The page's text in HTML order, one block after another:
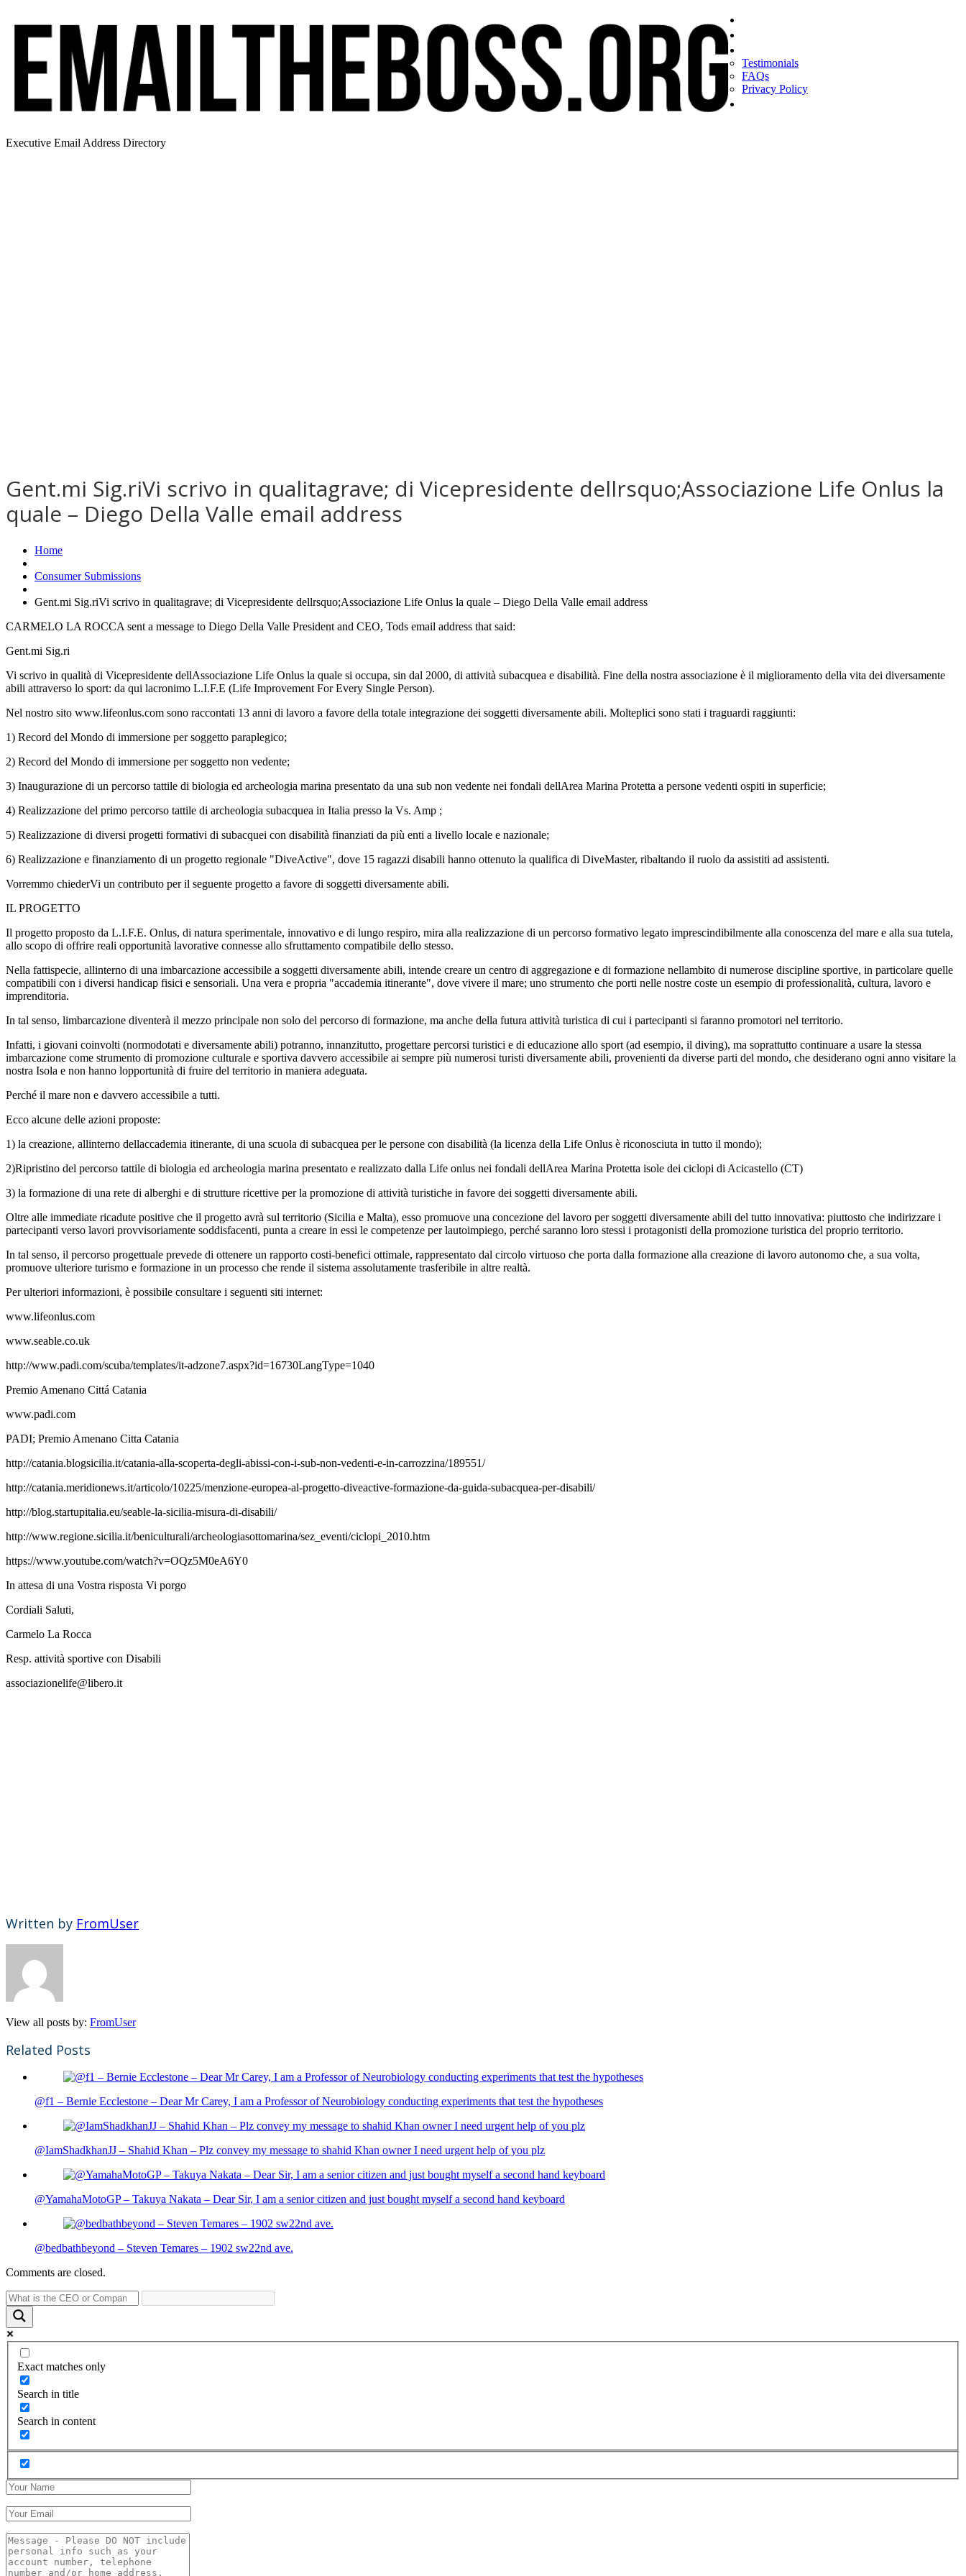
Executive Email Address Directory
Testimonials
FAQs
Privacy Policy
Gent.mi Sig.riVi scrivo in qualitagrave; di Vicepresidente dellrsquo;Associazione Life Onlus la
quale – Diego Della Valle email address
Home
Consumer Submissions
Gent.mi Sig.riVi scrivo in qualitagrave; di Vicepresidente dellrsquo;Associazione Life Onlus la quale – Diego Della Valle email address
CARMELO LA ROCCA sent a message to Diego Della Valle President and CEO, Tods email address that said:
Gent.mi Sig.ri
Vi scrivo in qualità di Vicepresidente dellAssociazione Life Onlus la quale si occupa, sin dal 2000, di attività subacquea e disabilità. Fine della nostra associazione è il miglioramento della vita dei diversamente
abili attraverso lo sport: da qui lacronimo L.I.F.E (Life Improvement For Every Single Person).
Nel nostro sito www.lifeonlus.com sono raccontati 13 anni di lavoro a favore della totale integrazione dei soggetti diversamente abili. Molteplici sono stati i traguardi raggiunti:
1) Record del Mondo di immersione per soggetto paraplegico;
2) Record del Mondo di immersione per soggetto non vedente;
3) Inaugurazione di un percorso tattile di biologia ed archeologia marina presentato da una sub non vedente nei fondali dellArea Marina Protetta a persone vedenti ospiti in superficie;
4) Realizzazione del primo percorso tattile di archeologia subacquea in Italia presso la Vs. Amp ;
5) Realizzazione di diversi progetti formativi di subacquei con disabilità finanziati da più enti a livello locale e nazionale;
6) Realizzazione e finanziamento di un progetto regionale "DiveActive", dove 15 ragazzi disabili hanno ottenuto la qualifica di DiveMaster, ribaltando il ruolo da assistiti ad assistenti.
Vorremmo chiederVi un contributo per il seguente progetto a favore di soggetti diversamente abili.
IL PROGETTO
Il progetto proposto da L.I.F.E. Onlus, di natura sperimentale, innovativo e di lungo respiro, mira alla realizzazione di un percorso formativo legato imprescindibilmente alla conoscenza del mare e alla sua tutela,
allo scopo di offrire reali opportunità lavorative connesse allo sfruttamento compatibile dello stesso.
Nella fattispecie, allinterno di una imbarcazione accessibile a soggetti diversamente abili, intende creare un centro di aggregazione e di formazione nellambito di numerose discipline sportive, in particolare quelle
compatibili con i diversi handicap fisici e sensoriali. Una vera e propria "accademia itinerante", dove vivere il mare; uno strumento che porti nelle nostre coste un esempio di professionalità, cultura, lavoro e
imprenditoria.
In tal senso, limbarcazione diventerà il mezzo principale non solo del percorso di formazione, ma anche della futura attività turistica di cui i partecipanti si faranno promotori nel territorio.
Infatti, i giovani coinvolti (normodotati e diversamente abili) potranno, innanzitutto, progettare percorsi turistici e di educazione allo sport (ad esempio, il diving), ma soprattutto continuare a usare la stessa
imbarcazione come strumento di promozione culturale e sportiva davvero accessibile ai sempre più numerosi turisti diversamente abili, provenienti da diverse parti del mondo, che desiderano ogni anno visitare la
nostra Isola e non hanno lopportunità di fruire del territorio in maniera adeguata.
Perché il mare non e davvero accessibile a tutti.
Ecco alcune delle azioni proposte:
1) la creazione, allinterno dellaccademia itinerante, di una scuola di subacquea per le persone con disabilità (la licenza della Life Onlus è riconosciuta in tutto il mondo);
2)Ripristino del percorso tattile di biologia ed archeologia marina presentato e realizzato dalla Life onlus nei fondali dellArea Marina Protetta isole dei ciclopi di Acicastello (CT)
3) la formazione di una rete di alberghi e di strutture ricettive per la promozione di attività turistiche in favore dei soggetti diversamente abili.
Oltre alle immediate ricadute positive che il progetto avrà sul territorio (Sicilia e Malta), esso promuove una concezione del lavoro per soggetti diversamente abili del tutto innovativa: piuttosto che indirizzare i
partecipanti verso lavori provvisoriamente soddisfacenti, punta a creare in essi le competenze per lautoimpiego, perché saranno loro stessi i protagonisti della promozione turistica del proprio territorio.
In tal senso, il percorso progettuale prevede di ottenere un rapporto costi-benefici ottimale, rappresentato dal circolo virtuoso che porta dalla formazione alla creazione di lavoro autonomo che, a sua volta,
promuove ulteriore turismo e formazione in un processo che rende il sistema assolutamente trasferibile in altre realtà.
Per ulteriori informazioni, è possibile consultare i seguenti siti internet:
www.lifeonlus.com
www.seable.co.uk
http://www.padi.com/scuba/templates/it-adzone7.aspx?id=16730LangType=1040
Premio Amenano Cittá Catania
www.padi.com
PADI; Premio Amenano Citta Catania
http://catania.blogsicilia.it/catania-alla-scoperta-degli-abissi-con-i-sub-non-vedenti-e-in-carrozzina/189551/
http://catania.meridionews.it/articolo/10225/menzione-europea-al-progetto-diveactive-formazione-da-guida-subacquea-per-disabili/
http://blog.startupitalia.eu/seable-la-sicilia-misura-di-disabili/
http://www.regione.sicilia.it/beniculturali/archeologiasottomarina/sez_eventi/ciclopi_2010.htm
https://www.youtube.com/watch?v=OQz5M0eA6Y0
In attesa di una Vostra risposta Vi porgo
Cordiali Saluti,
Carmelo La Rocca
Resp. attività sportive con Disabili
associazionelife@libero.it
Written by FromUser
View all posts by: FromUser
Related Posts
@f1 – Bernie Ecclestone – Dear Mr Carey, I am a Professor of Neurobiology conducting experiments that test the hypotheses
@IamShadkhanJJ – Shahid Khan – Plz convey my message to shahid Khan owner I need urgent help of you plz
@YamahaMotoGP – Takuya Nakata – Dear Sir, I am a senior citizen and just bought myself a second hand keyboard
@bedbathbeyond – Steven Temares – 1902 sw22nd ave.
Comments are closed.
Exact matches only
Search in title
Search in content